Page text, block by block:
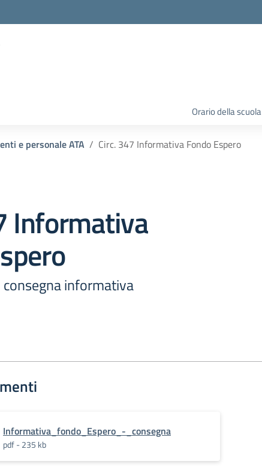
Orario della scuola
e personale ATA Circ. 347 Informativa Fondo Espero
Informativa
informativa
Informativa_fondo_Espero_-_consegna
pdf - 235 kb